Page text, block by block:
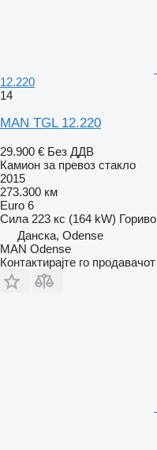
12.220
14
MAN TGL 12.220
29.900 € Без ДДВ
Камион за превоз стакло
2015
273.300 км
Euro 6
Сила 223 кс (164 kW) Гориво
Данска, Odense
MAN Odense
Контактирајте го продавачот